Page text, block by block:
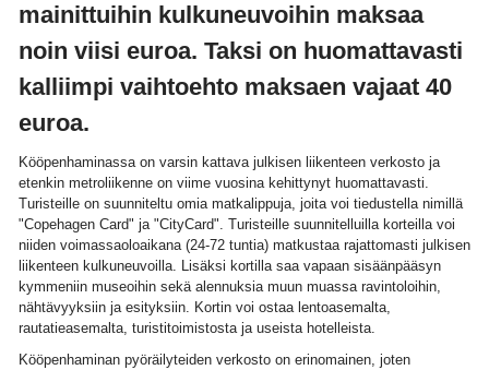
mainittuihin kulkuneuvoihin maksaa
noin viisi euroa. Taksi on huomattavasti
kalliimpi vaihtoehto maksaen vajaat 40
euroa.
Kööpenhaminassa on varsin kattava julkisen liikenteen verkosto ja
etenkin metroliikenne on viime vuosina kehittynyt huomattavasti.
Turisteille on suunniteltu omia matkalippuja, joita voi tiedustella nimillä
"Copehagen Card" ja "CityCard". Turisteille suunnitelluilla korteilla voi
niiden voimassaoloaikana (24-72 tuntia) matkustaa rajattomasti julkisen
liikenteen kulkuneuvoilla. Lisäksi kortilla saa vapaan sisäänpääsyn
kymmeniin museoihin sekä alennuksia muun muassa ravintoloihin,
nähtävyyksiin ja esityksiin. Kortin voi ostaa lentoasemalta,
rautatieasemalta, turistitoimistosta ja useista hotelleista.
Kööpenhaminan pyöräilyteiden verkosto on erinomainen, joten